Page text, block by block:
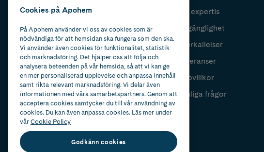
Vår expertis
Tillgänglighet
Återkallelser
Leveranser
Köpvillkor
Vanliga frågor
Cookies på Apohem
På Apohem använder vi oss av cookies som är
nödvändiga för att hemsidan ska fungera som den ska.
Vi använder även cookies för funktionalitet, statistik
och marknadsföring. Det hjälper oss att följa och
analysera beteenden på vår hemsida, så att vi kan ge
en mer personaliserad upplevelse och anpassa innehåll
samt rikta relevant marknadsföring. Vi delar även
informationen med våra samarbetspartners. Genom att
acceptera cookies samtycker du till vår användning av
cookies. Du kan även anpassa cookies. Läs mer under
vårCookie Policy
Godkänn cookies